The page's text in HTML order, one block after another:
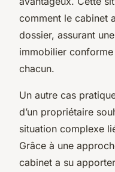
comment le cabinet
dossier, assurant
immobilier
chacun.
Un autre cas
d’un propriétaire
situation complexe
Grâce à une
cabinet a su